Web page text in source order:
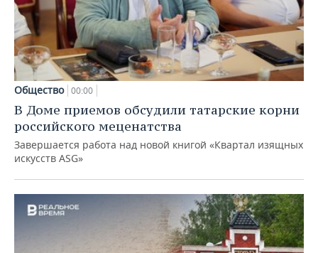
Общество 00:00
В Доме приемов обсудили татарские корни
российского меценатства
Завершается работа над новой книгой «Квартал изящных
искусств ASG»